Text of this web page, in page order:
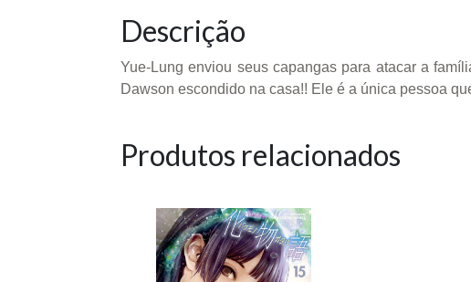
Descrição
Yue-Lung enviou seus capangas para atacar a
Dawson escondido na casa!! Ele é a única pessoa
Produtos relacionados